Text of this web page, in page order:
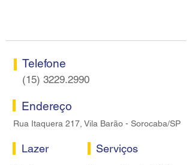
Telefone
(15) 3229.2990
Endereço
Rua Itaquera 217, Vila Barão - Sorocaba/SP
Lazer Serviços